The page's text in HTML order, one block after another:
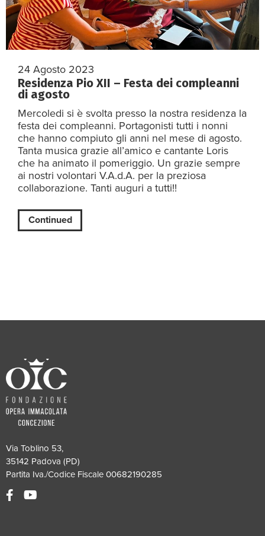
24 Agosto 2023
Residenza Pio XII – Festa dei compleanni
di agosto
Mercoledi si è svolta presso la nostra residenza la
festa dei compleanni. Portagonisti tutti i nonni
che hanno compiuto gli anni nel mese di agosto.
Tanta musica grazie all’amico e cantante Loris
che ha animato il pomeriggio. Un grazie sempre
ai nostri volontari V.A.d.A. per la preziosa
collaborazione. Tanti auguri a tutti!!
Continued
Via Toblino 53,
35142 Padova (PD)
Partita Iva./Codice Fiscale 00682190285